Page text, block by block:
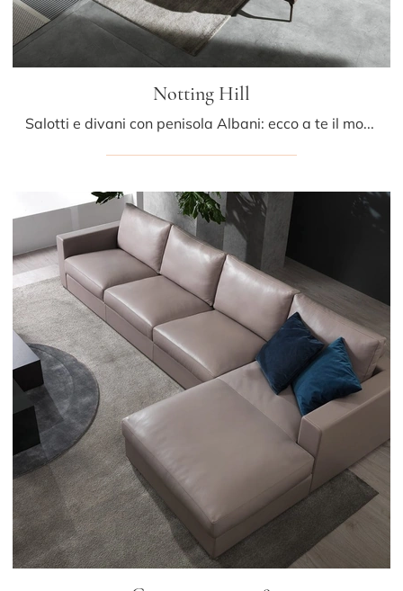
Notting Hill
Salotti e divani con penisola Albani: ecco a te il modello Notting Hill in pelle per impreziosire la zona giorno.